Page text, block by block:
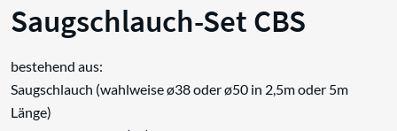
Saugschlauch-Set CBS
bestehend aus:
Saugschlauch (wahlweise ø38 oder ø50 in 2,5m oder 5m
Länge)